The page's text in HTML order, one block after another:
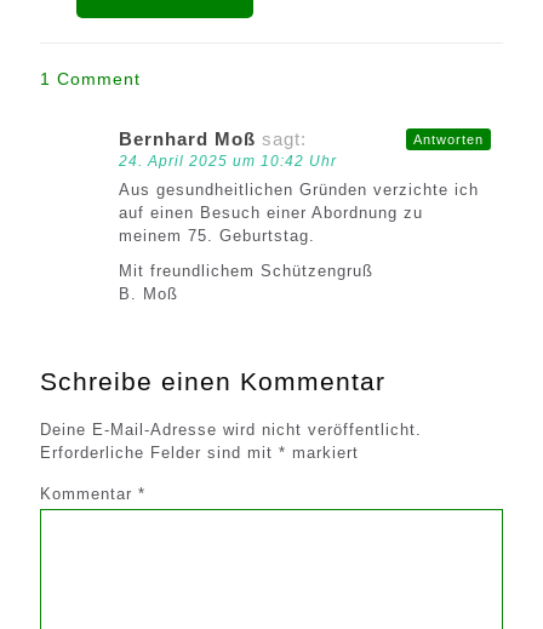
1 Comment
Bernhard Moß sagt:
24. April 2025 um 10:42 Uhr
Aus gesundheitlichen Gründen verzichte ich
auf einen Besuch einer Abordnung zu
meinem 75. Geburtstag.
Mit freundlichem Schützengruß
B. Moß
Antworten
Schreibe einen Kommentar
Deine E-Mail-Adresse wird nicht veröffentlicht.
Erforderliche Felder sind mit * markiert
Kommentar *